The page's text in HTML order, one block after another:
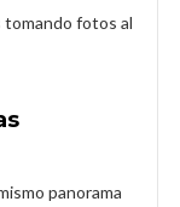
tomando fotos al
panorama